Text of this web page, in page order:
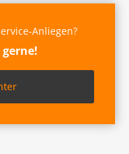
Anliegen?